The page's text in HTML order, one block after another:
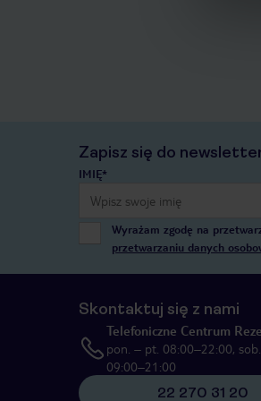
Zapisz się do
IMIĘ*
Wyrażam zgodę na
przetwarzaniu danych
Skontaktuj się z nami
Telefoniczne Centrum
pon. – pt. 08:00–22:00,
09:00–21:00
22 270 31 20